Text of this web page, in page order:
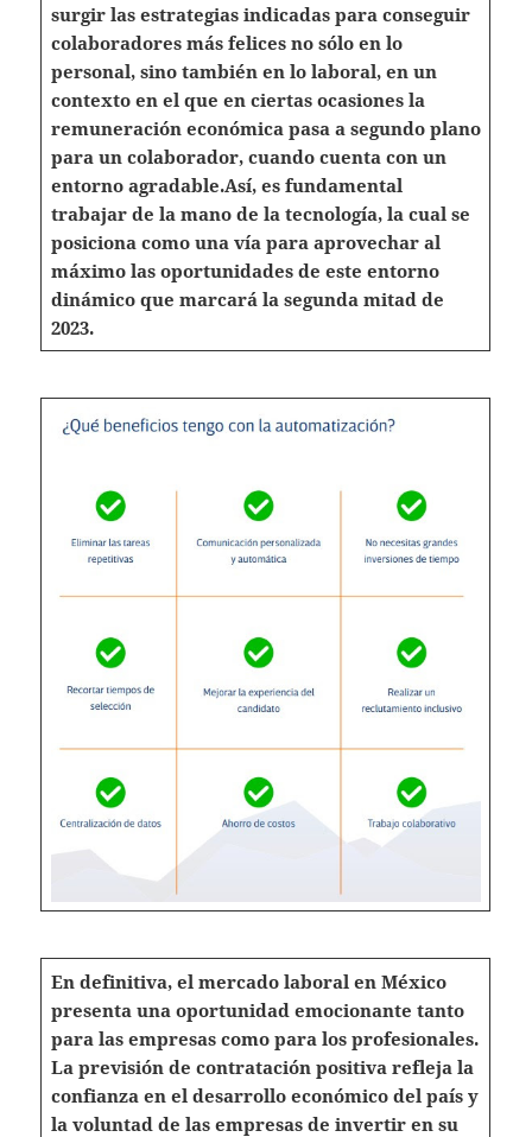
surgir las estrategias indicadas para conseguir
colaboradores más felices no sólo en lo
personal, sino también en lo laboral, en un
contexto en el que en ciertas ocasiones la
remuneración económica pasa a segundo plano
para un colaborador, cuando cuenta con un
entorno agradable.Así, es fundamental
trabajar de la mano de la tecnología, la cual se
posiciona como una vía para aprovechar al
máximo las oportunidades de este entorno
dinámico que marcará la segunda mitad de
2023.
En definitiva, el mercado laboral en México
presenta una oportunidad emocionante tanto
para las empresas como para los profesionales.
La previsión de contratación positiva refleja la
confianza en el desarrollo económico del país y
la voluntad de las empresas de invertir en su